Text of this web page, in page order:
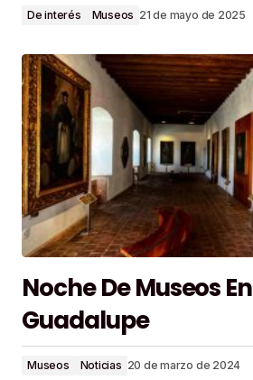
De interés Museos 21 de mayo de 2025
Noche De Museos En
Guadalupe
Museos Noticias 20 de marzo de 2024